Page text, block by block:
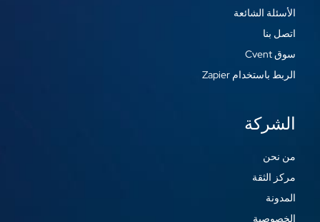
الأسئلة الشائعة
اتصل بنا
الربط باستخدام Zapier
الشركة
من نحن
مركز الثقة
المدونة
الخصوصية